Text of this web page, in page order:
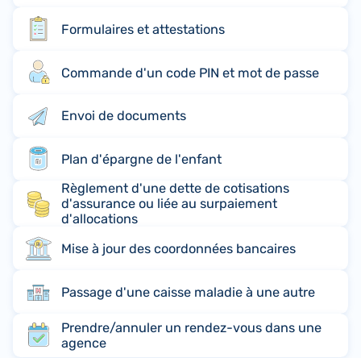
Formulaires et attestations
Commande d'un code PIN et mot de passe
Envoi de documents
Plan d'épargne de l'enfant
Règlement d'une dette de cotisations
d'assurance ou liée au surpaiement
d'allocations
Mise à jour des coordonnées bancaires
Passage d'une caisse maladie à une autre
Prendre/annuler un rendez-vous dans une
agence